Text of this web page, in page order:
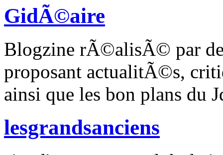
GidÃ©aire
Blogzine rÃ©alisÃ© par
proposant actualitÃ©s,
ainsi que les bon plans du
lesgrandsanciens